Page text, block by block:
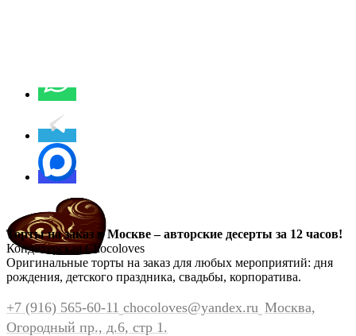
Торты на заказ в Москве – авторские десерты за 12 часов!
Кондитерская Chocoloves
Оригинальные торты на заказ для любых мероприятий: дня
рождения, детского праздника, свадьбы, корпоратива.
+7 (916) 565-60-11 chocoloves@yandex.ru Москва,
Огородный пр., д.6, стр 1.